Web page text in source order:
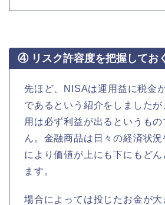
④ リスク許容度を把握してお
先ほど、NISAは運用益に税金
であるという紹介をしました
用は必ず利益が出るというも
ん。金融商品は日々の経済状
により価値が上にも下にもどん
ます。
場合によっては投じたお金が大